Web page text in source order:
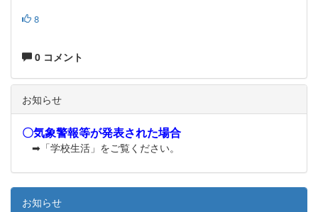
8
0 コメント
お知らせ
〇気象警報等が発表された場合
➡「学校生活」をご覧ください。
お知らせ